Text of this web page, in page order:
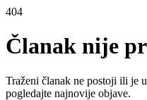
404
Članak nije
Traženi članak ne postoji ili je
pogledajte najnovije objave.